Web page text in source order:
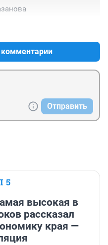
75-й юбилей. Он
комментарии
Отправить
5
высокая в
рассказал
края —